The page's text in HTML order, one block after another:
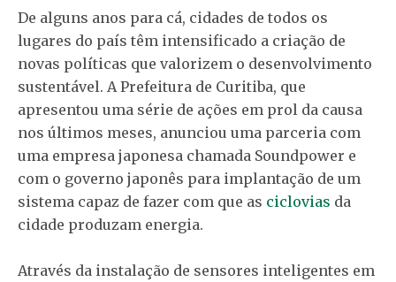
De alguns anos para cá, cidades de todos os
lugares do país têm intensificado a criação de
novas políticas que valorizem o desenvolvimento
sustentável. A Prefeitura de Curitiba, que
apresentou uma série de ações em prol da causa
nos últimos meses, anunciou uma parceria com
uma empresa japonesa chamada Soundpower e
com o governo japonês para implantação de um
sistema capaz de fazer com que as ciclovias da
cidade produzam energia.
Através da instalação de sensores inteligentes em